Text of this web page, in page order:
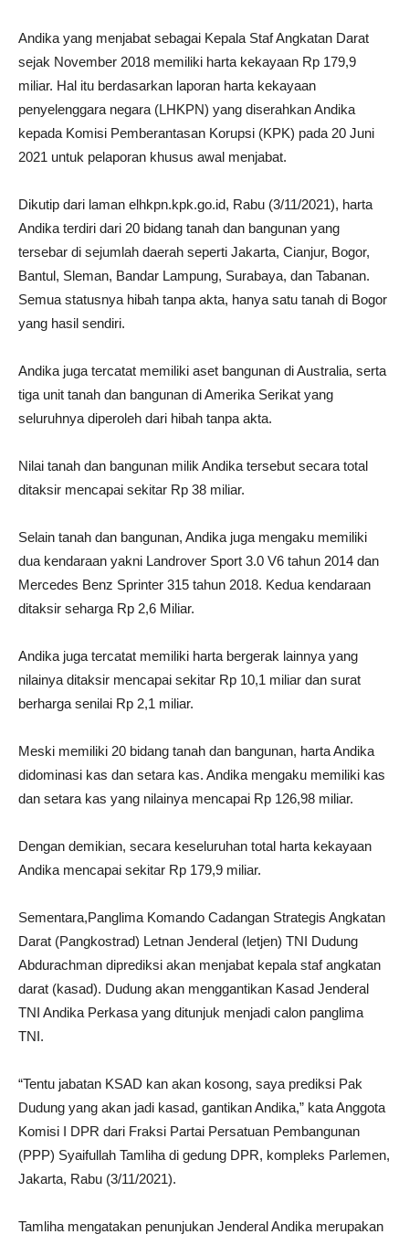
Andika yang menjabat sebagai Kepala Staf Angkatan Darat
sejak November 2018 memiliki harta kekayaan Rp 179,9
miliar. Hal itu berdasarkan laporan harta kekayaan
penyelenggara negara (LHKPN) yang diserahkan Andika
kepada Komisi Pemberantasan Korupsi (KPK) pada 20 Juni
2021 untuk pelaporan khusus awal menjabat.
Dikutip dari laman elhkpn.kpk.go.id, Rabu (3/11/2021), harta
Andika terdiri dari 20 bidang tanah dan bangunan yang
tersebar di sejumlah daerah seperti Jakarta, Cianjur, Bogor,
Bantul, Sleman, Bandar Lampung, Surabaya, dan Tabanan.
Semua statusnya hibah tanpa akta, hanya satu tanah di Bogor
yang hasil sendiri.
Andika juga tercatat memiliki aset bangunan di Australia, serta
tiga unit tanah dan bangunan di Amerika Serikat yang
seluruhnya diperoleh dari hibah tanpa akta.
Nilai tanah dan bangunan milik Andika tersebut secara total
ditaksir mencapai sekitar Rp 38 miliar.
Selain tanah dan bangunan, Andika juga mengaku memiliki
dua kendaraan yakni Landrover Sport 3.0 V6 tahun 2014 dan
Mercedes Benz Sprinter 315 tahun 2018. Kedua kendaraan
ditaksir seharga Rp 2,6 Miliar.
Andika juga tercatat memiliki harta bergerak lainnya yang
nilainya ditaksir mencapai sekitar Rp 10,1 miliar dan surat
berharga senilai Rp 2,1 miliar.
Meski memiliki 20 bidang tanah dan bangunan, harta Andika
didominasi kas dan setara kas. Andika mengaku memiliki kas
dan setara kas yang nilainya mencapai Rp 126,98 miliar.
Dengan demikian, secara keseluruhan total harta kekayaan
Andika mencapai sekitar Rp 179,9 miliar.
Sementara,Panglima Komando Cadangan Strategis Angkatan
Darat (Pangkostrad) Letnan Jenderal (letjen) TNI Dudung
Abdurachman diprediksi akan menjabat kepala staf angkatan
darat (kasad). Dudung akan menggantikan Kasad Jenderal
TNI Andika Perkasa yang ditunjuk menjadi calon panglima
TNI.
“Tentu jabatan KSAD kan akan kosong, saya prediksi Pak
Dudung yang akan jadi kasad, gantikan Andika,” kata Anggota
Komisi I DPR dari Fraksi Partai Persatuan Pembangunan
(PPP) Syaifullah Tamliha di gedung DPR, kompleks Parlemen,
Jakarta, Rabu (3/11/2021).
Tamliha mengatakan penunjukan Jenderal Andika merupakan